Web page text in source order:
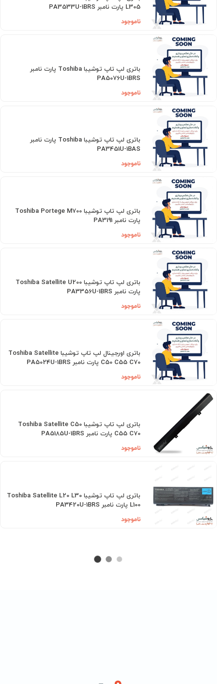
L305 پارت نامبر PA3533U-1BRS
ناموجود
باتری لپ تاپ توشیبا Toshiba پارت نامبر
PA5076U-1BRS
ناموجود
باتری لپ تاپ توشیبا Toshiba پارت نامبر
PA3451U-1BAS
ناموجود
باتری لپ تاپ توشیبا Toshiba Portege M700
پارت نامبر PA3191
ناموجود
باتری لپ تاپ توشیبا Toshiba Satellite U200
پارت نامبر PA3356U-1BRS
ناموجود
باتری اورجینال لپ تاپ توشیبا Toshiba Satellite
C50 C55 C70 پارت نامبر PA5024U-1BRS
ناموجود
باتری لپ تاپ توشیبا Toshiba Satellite C50
C55 C70 پارت نامبر PA5185U-1BRS
ناموجود
باتری لپ تاپ توشیبا Toshiba Satellite L20 L30
L100 پارت نامبر PA3420U-1BRS
ناموجود